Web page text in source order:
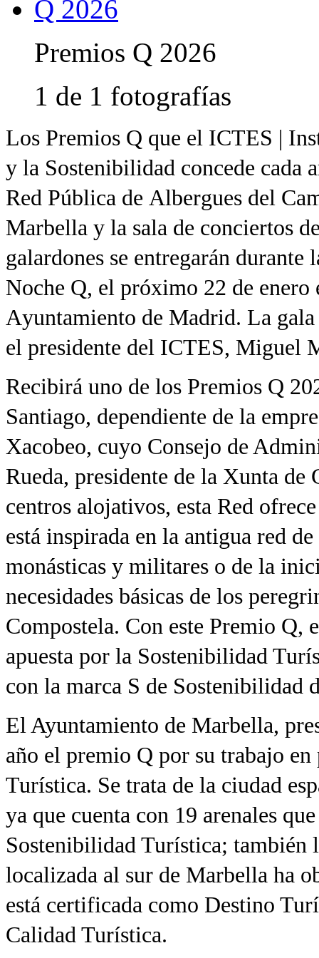
Premios Q 2026
1 de 1 fotografías
Los Premios Q que el ICTES |
y la Sostenibilidad concede cada
Red Pública de Albergues del
Marbella y la sala de conciertos
galardones se entregarán
Noche Q, el próximo 22 de enero
Ayuntamiento de Madrid. La
el presidente del ICTES, Miguel
Recibirá uno de los Premios Q
Santiago, dependiente de la
Xacobeo, cuyo Consejo de
Rueda, presidente de la Xunta
centros alojativos, esta Red
está inspirada en la antigua red
monásticas y militares o de la
necesidades básicas de los
Compostela. Con este Premio Q,
apuesta por la Sostenibilidad
con la marca S de Sostenibilidad
El Ayuntamiento de Marbella,
año el premio Q por su trabajo
Turística. Se trata de la ciudad
ya que cuenta con 19 arenales
Sostenibilidad Turística; también
localizada al sur de Marbella ha
está certificada como Destino
Calidad Turística.